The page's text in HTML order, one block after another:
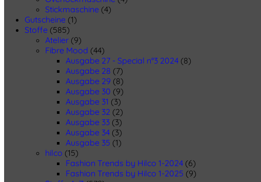
Stickmaschine (4)
Gutscheine (1)
Stoffe (585)
Atelier (9)
Fibre Mood (44)
Ausgabe 27 - Special n°3 2024 (8)
Ausgabe 28 (7)
Ausgabe 29 (8)
Ausgabe 30 (9)
Ausgabe 31 (3)
Ausgabe 32 (2)
Ausgabe 33 (3)
Ausgabe 34 (3)
Ausgabe 35 (1)
hilco (15)
Fashion Trends by Hilco 1-2024 (6)
Fashion Trends by Hilco 1-2025 (9)